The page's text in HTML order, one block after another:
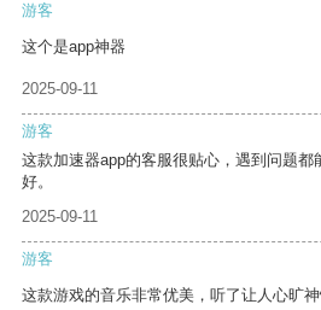
游客
这个是app神器
2025-09-11
游客
这款加速器app的客服很贴心，遇到问题都
好。
2025-09-11
游客
这款游戏的音乐非常优美，听了让人心旷神